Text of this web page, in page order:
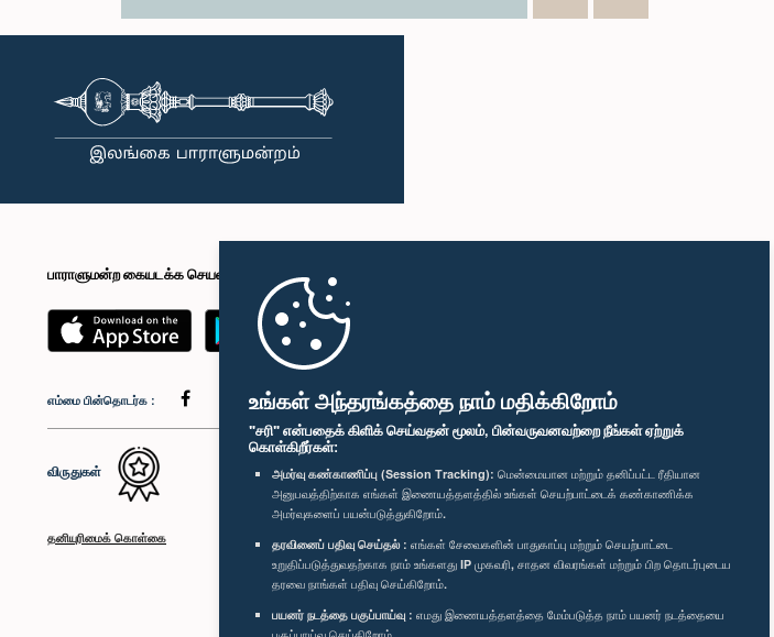
உங்கள் அந்தரங்கத்தை நாம் மதிக்கிறோம்
"சரி" என்பதைக் கிளிக் செய்வதன் மூலம், பின்வருவனவற்றை நீங்கள் ஏற்றுக்
கொள்கிறீர்கள்:
அமர்வு கண்காணிப்பு (Session Tracking): மென்மையான மற்றும் தனிப்பட்ட ரீதியான
அனுபவத்திற்காக எங்கள் இணையத்தளத்தில் உங்கள் செயற்பாட்டைக் கண்காணிக்க
அமர்வுகளைப் பயன்படுத்துகிறோம்.
தரவினைப் பதிவு செய்தல் : எங்கள் சேவைகளின் பாதுகாப்பு மற்றும் செயற்பாட்டை
உறுதிப்படுத்துவதற்காக நாம் உங்களது IP முகவரி, சாதன விவரங்கள் மற்றும் பிற தொடர்புடைய
தரவை நாங்கள் பதிவு செய்கிறோம்.
பயனர் நடத்தை பகுப்பாய்வு : எமது இணையத்தளத்தை மேம்படுத்த நாம் பயனர் நடத்தையை
பாராளுமன்ற கையடக்க செயலி
எம்மை பின்தொடர்க :
விருதுகள்
தனியுரிமைக் கொள்கை